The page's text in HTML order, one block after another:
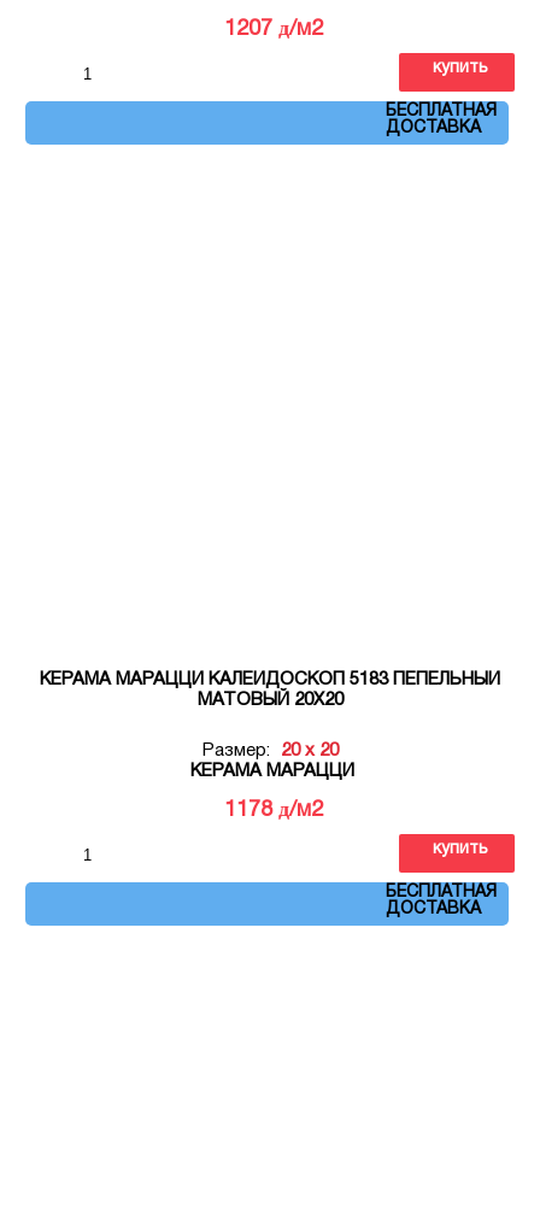
1207 д/м2
БЕСПЛАТНАЯ
ДОСТАВКА
купить
КЕРАМА МАРАЦЦИ КАЛЕЙДОСКОП 5183 ПЕПЕЛЬНЫЙ
МАТОВЫЙ 20Х20
Размер:
20 x 20
КЕРАМА МАРАЦЦИ
1178 д/м2
БЕСПЛАТНАЯ
ДОСТАВКА
купить